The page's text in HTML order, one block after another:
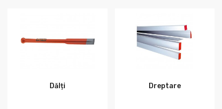
Dălți Dreptare